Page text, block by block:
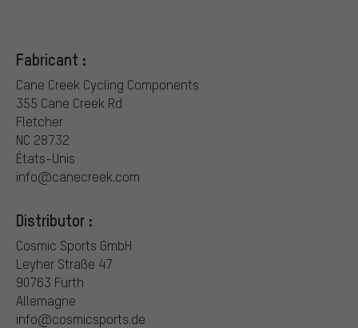
Fabricant :
Cane Creek Cycling Components
355 Cane Creek Rd
Fletcher
NC 28732
États-Unis
info@canecreek.com
Distributor :
Cosmic Sports GmbH
Leyher Straße 47
90763 Fürth
Allemagne
info@cosmicsports.de